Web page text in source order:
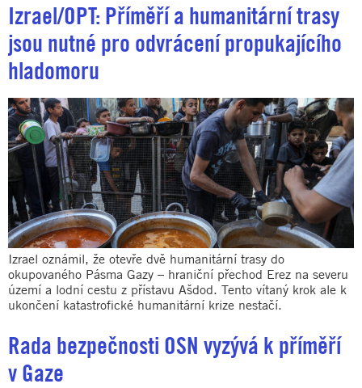
Izrael/OPT: Příměří a humanitární trasy
jsou nutné pro odvrácení propukajícího
hladomoru
Izrael oznámil, že otevře dvě humanitární trasy do
okupovaného Pásma Gazy – hraniční přechod Erez na severu
území a lodní cestu z přístavu Ašdod. Tento vítaný krok ale k
ukončení katastrofické humanitární krize nestačí.
Rada bezpečnosti OSN vyzývá k příměří
v Gaze